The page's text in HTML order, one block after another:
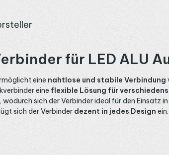
für LED ALU
eine nahtlose und stabile Verbindung
eine flexible Lösung für
sich der Verbinder ideal für den Einsatz in
sich der Verbinder dezent in jedes Design ein.